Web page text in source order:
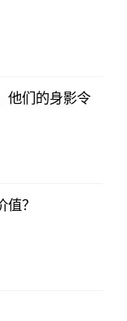
他们的身影令
？